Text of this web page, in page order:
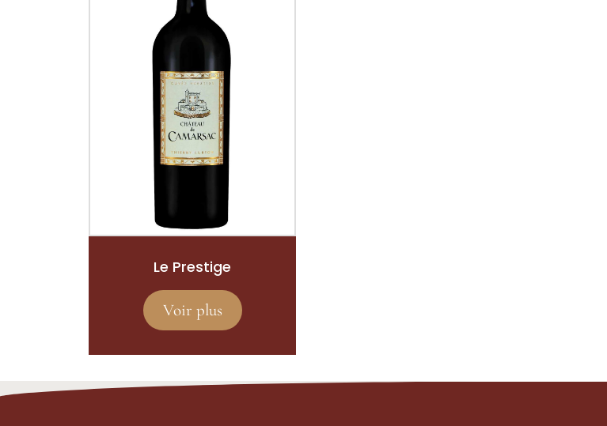
Le Prestige
Voir plus